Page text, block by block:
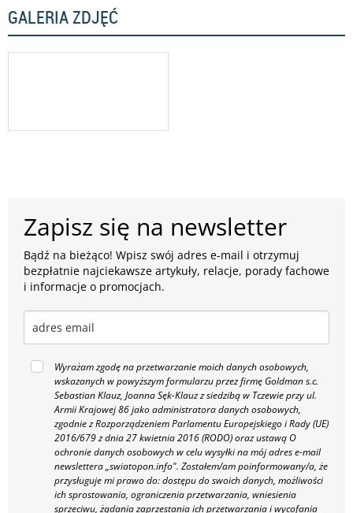
GALERIA ZDJĘĆ
Zapisz się na newsletter
Bądź na bieżąco! Wpisz swój adres e-mail i otrzymuj
bezpłatnie najciekawsze artykuły, relacje, porady fachowe
i informacje o promocjach.
Wyrażam zgodę na przetwarzanie moich danych osobowych,
wskazanych w powyższym formularzu przez firmę Goldman s.c.
Sebastian Klauz, Joanna Sęk-Klauz z siedzibą w Tczewie przy ul.
Armii Krajowej 86 jako administratora danych osobowych,
zgodnie z Rozporządzeniem Parlamentu Europejskiego i Rady (UE)
2016/679 z dnia 27 kwietnia 2016 (RODO) oraz ustawą O
ochronie danych osobowych w celu wysyłki na mój adres e-mail
newslettera „swiatopon.info". Zostałem/am poinformowany/a, że
przysługuje mi prawo do: dostępu do swoich danych, możliwości
ich sprostowania, ograniczenia przetwarzania, wniesienia
sprzeciwu, żądania zaprzestania ich przetwarzania i wycofania